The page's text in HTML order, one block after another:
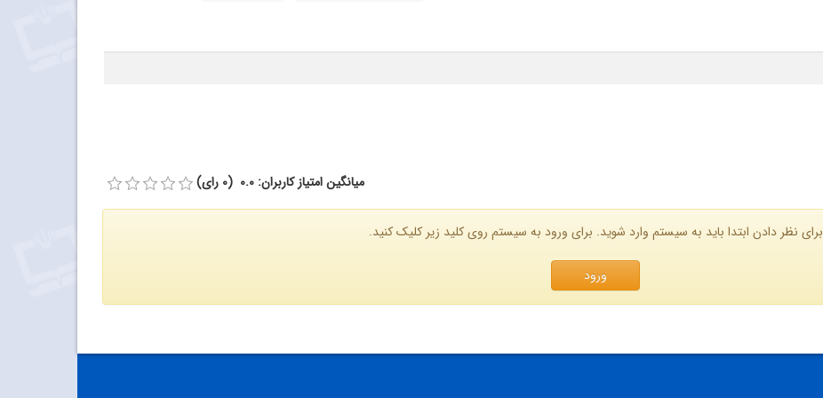
میانگین امتیاز کاربران: 0.0 (0 رای)
برای نظر دادن ابتدا باید به سیستم وارد شوید. برای ورود به سیستم روی کلید زیر کلیک کنید.
ورود